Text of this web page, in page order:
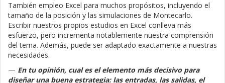
También empleo Excel para muchos propósitos, incluyendo el
tamaño de la posición y las simulaciones de Montecarlo.
Escribir nuestros propios estudios en Excel conlleva más
esfuerzo, pero incrementa notablemente nuestra comprensión
del tema. Además, puede ser adaptado exactamente a nuestras
necesidades.
— En tu opinión, cual es el elemento más decisivo para
diseñar una buena estrategia: las entradas, las salidas, el